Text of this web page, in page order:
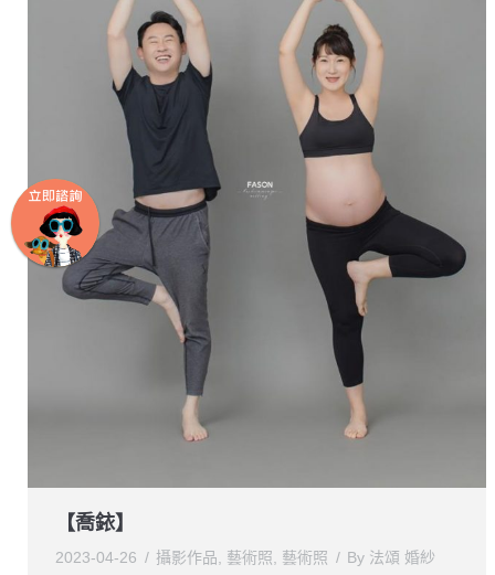
【喬銥】
2023-04-26 攝影作品 藝術照 藝術照 By 法頌 婚紗